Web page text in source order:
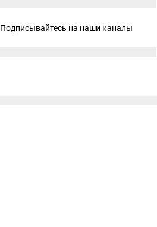
Подписывайтесь на наши каналы